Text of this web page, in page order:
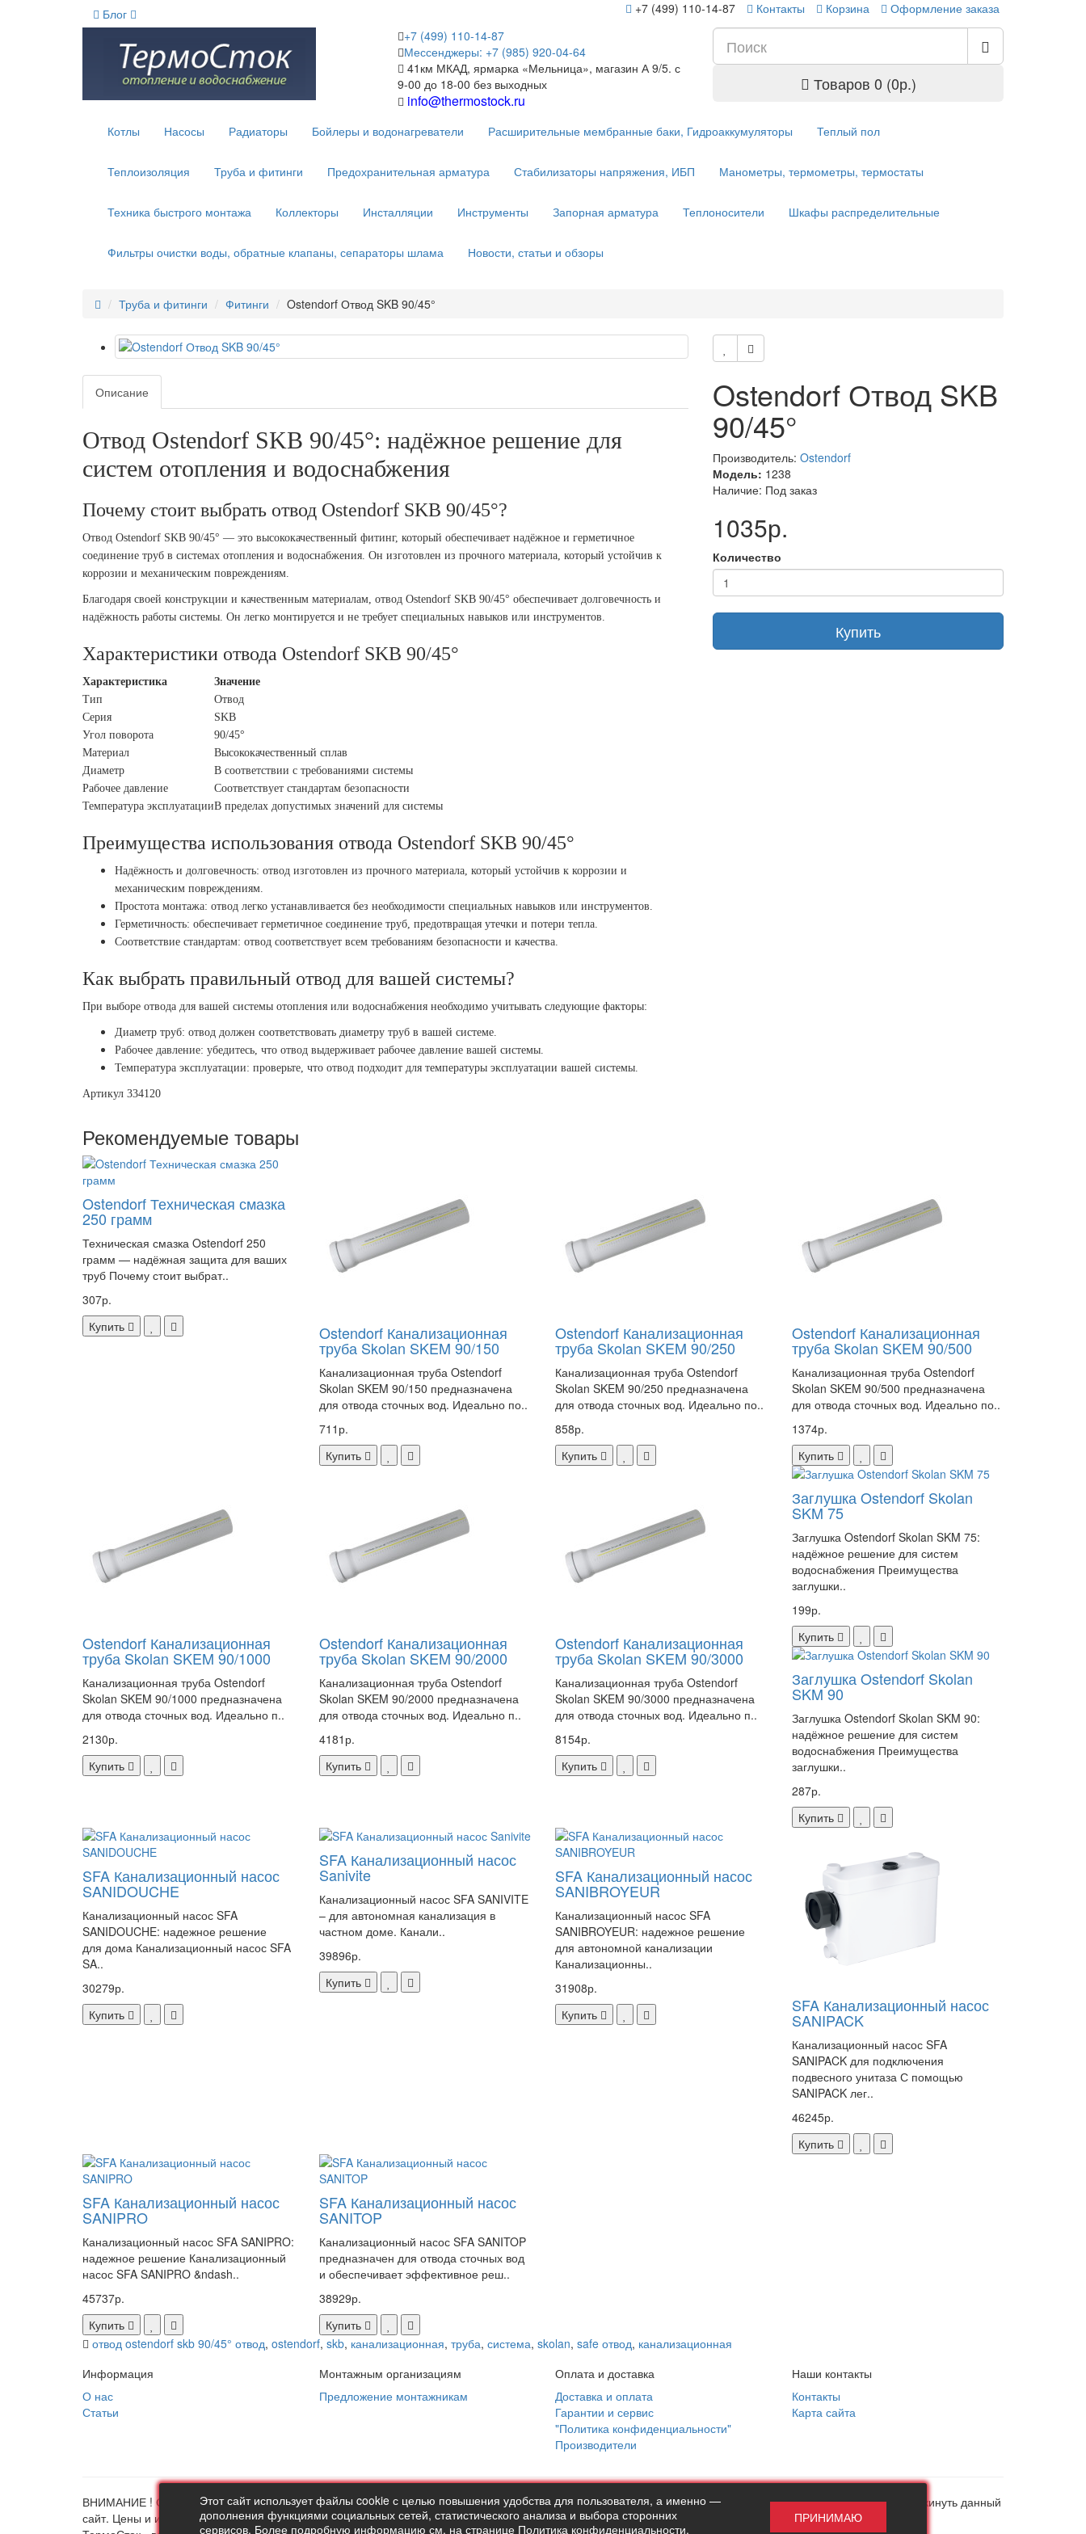
Блог +7 (499) 110-14-87 Контакты Корзина
Оформление заказа
+7 (499) 110-14-87
Мессенджеры: +7 (985) 920-04-64
41км МКАД, ярмарка «Мельница», магазин А 9/5. с
9-00 до 18-00 без выходных
info@thermostock.ru
Товаров 0 (0р.)
Котлы Насосы Радиаторы Бойлеры и водонагреватели Расширительные мембранные баки, Гидроаккумуляторы Теплый пол
Теплоизоляция Труба и фитинги Предохранительная арматура Стабилизаторы напряжения, ИБП Манометры, термометры, термостаты
Техника быстрого монтажа Коллекторы Инсталляции Инструменты Запорная арматура Теплоносители Шкафы распределительные
Фильтры очистки воды, обратные клапаны, сепараторы шлама Новости, статьи и обзоры
Труба и фитинги Фитинги Ostendorf Отвод SKB 90/45°
Описание
Отвод Ostendorf SKB 90/45°: надёжное решение для
систем отопления и водоснабжения
Почему стоит выбрать отвод Ostendorf SKB 90/45°?
Отвод Ostendorf SKB 90/45° — это высококачественный фитинг, который обеспечивает надёжное и герметичное
соединение труб в системах отопления и водоснабжения. Он изготовлен из прочного материала, который устойчив к
коррозии и механическим повреждениям.
Благодаря своей конструкции и качественным материалам, отвод Ostendorf SKB 90/45° обеспечивает долговечность и
надёжность работы системы. Он легко монтируется и не требует специальных навыков или инструментов.
Характеристики отвода Ostendorf SKB 90/45°
Характеристика
Значение
Тип
Отвод
Серия
SKB
Угол поворота
90/45°
Материал
Высококачественный сплав
Диаметр
В соответствии с требованиями системы
Рабочее давление
Соответствует стандартам безопасности
Температура эксплуатацииВ пределах допустимых значений для системы
Преимущества использования отвода Ostendorf SKB 90/45°
Надёжность и долговечность: отвод изготовлен из прочного материала, который устойчив к коррозии и
механическим повреждениям.
Простота монтажа: отвод легко устанавливается без необходимости специальных навыков или инструментов.
Герметичность: обеспечивает герметичное соединение труб, предотвращая утечки и потери тепла.
Соответствие стандартам: отвод соответствует всем требованиям безопасности и качества.
Как выбрать правильный отвод для вашей системы?
При выборе отвода для вашей системы отопления или водоснабжения необходимо учитывать следующие факторы:
Диаметр труб: отвод должен соответствовать диаметру труб в вашей системе.
Рабочее давление: убедитесь, что отвод выдерживает рабочее давление вашей системы.
Температура эксплуатации: проверьте, что отвод подходит для температуры эксплуатации вашей системы.
Артикул 334120
Ostendorf Отвод SKB
90/45°
Производитель: Ostendorf
Модель: 1238
Наличие: Под заказ
1035р.
Количество
Купить
Рекомендуемые товары
Ostendorf Техническая смазка
250 грамм
Техническая смазка Ostendorf 250
грамм — надёжная защита для ваших
труб Почему стоит выбрат..
307р.
Купить
Ostendorf Канализационная
труба Skolan SKEM 90/150
Канализационная труба Ostendorf
Skolan SKEM 90/150 предназначена
для отвода сточных вод. Идеально по..
711р.
Купить
Ostendorf Канализационная
труба Skolan SKEM 90/250
Канализационная труба Ostendorf
Skolan SKEM 90/250 предназначена
для отвода сточных вод. Идеально по..
858р.
Купить
Ostendorf Канализационная
труба Skolan SKEM 90/500
Канализационная труба Ostendorf
Skolan SKEM 90/500 предназначена
для отвода сточных вод. Идеально по..
1374р.
Купить
Ostendorf Канализационная
труба Skolan SKEM 90/1000
Канализационная труба Ostendorf
Skolan SKEM 90/1000 предназначена
для отвода сточных вод. Идеально п..
2130р.
Купить
Ostendorf Канализационная
труба Skolan SKEM 90/2000
Канализационная труба Ostendorf
Skolan SKEM 90/2000 предназначена
для отвода сточных вод. Идеально п..
4181р.
Купить
Ostendorf Канализационная
труба Skolan SKEM 90/3000
Канализационная труба Ostendorf
Skolan SKEM 90/3000 предназначена
для отвода сточных вод. Идеально п..
8154р.
Купить
Заглушка Ostendorf Skolan
SKM 75
Заглушка Ostendorf Skolan SKM 75:
надёжное решение для систем
водоснабжения Преимущества
заглушки..
199р.
Купить
Заглушка Ostendorf Skolan
SKM 90
Заглушка Ostendorf Skolan SKM 90:
надёжное решение для систем
водоснабжения Преимущества
заглушки..
287р.
Купить
SFA Канализационный насос
SANIDOUCHE
Канализационный насос SFA
SANIDOUCHE: надежное решение
для дома Канализационный насос SFA
SA..
30279р.
Купить
SFA Канализационный насос
Sanivite
Канализационный насос SFA SANIVITE
– для автономная канализация в
частном доме. Канали..
39896р.
Купить
SFA Канализационный насос
SANIBROYEUR
Канализационный насос SFA
SANIBROYEUR: надежное решение
для автономной канализации
Канализационны..
31908р.
Купить
SFA Канализационный насос
SANIPACK
Канализационный насос SFA
SANIPACK для подключения
подвесного унитаза С помощью
SANIPACK лег..
46245р.
Купить
SFA Канализационный насос
SANIPRO
Канализационный насос SFA SANIPRO:
надежное решение Канализационный
насос SFA SANIPRO &ndash..
45737р.
Купить
SFA Канализационный насос
SANITOP
Канализационный насос SFA SANITOP
предназначен для отвода сточных вод
и обеспечивает эффективное реш..
38929р.
Купить
отвод ostendorf skb 90/45° отвод, ostendorf, skb, канализационная, труба, система, skolan, safe отвод, канализационная
Информация
О нас
Статьи
Монтажным организациям
Предложение монтажникам
Оплата и доставка
Доставка и оплата
Гарантии и сервис
"Политика конфиденциальности"
Производители
Наши контакты
Контакты
Карта сайта
ВНИМАНИЕ ! Совершая любые действия на сайте thermostock.ru вы соглашаетесь с"Политикой конфиденциальности", в противном случае рекомендуем покинуть данный
сайт. Цены и информация представлена на данном сайте в ознакомительных целях и не являются публичной офертой ни при каких обстоятельствах!
Этот сайт использует файлы cookie с целью повышения удобства для пользователя, а именно —
дополнения функциями социальных сетей, статистического анализа и выбора сторонних
сервисов. Более подробную информацию см. на странице Политика конфиденциальности.
ПРИНИМАЮ